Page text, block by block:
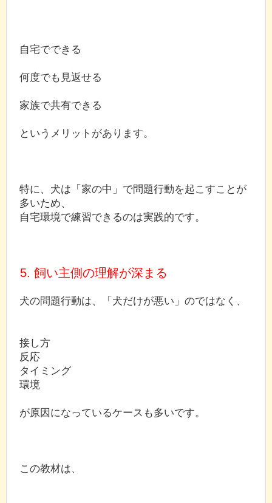
自宅でできる
何度でも見返せる
家族で共有できる
というメリットがあります。
特に、犬は「家の中」で問題行動を起こすことが
多いため、
自宅環境で練習できるのは実践的です。
5. 飼い主側の理解が深まる
犬の問題行動は、「犬だけが悪い」のではなく、
接し方
反応
タイミング
環境
が原因になっているケースも多いです。
この教材は、